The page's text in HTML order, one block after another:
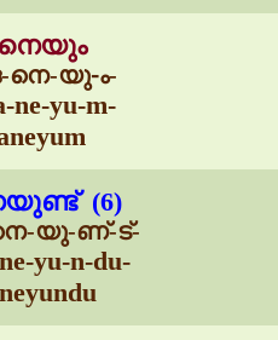
നെ-യു-ം-
ne-yu-m-
(6)
യു-ണ്-ട്-
yu-n-du-